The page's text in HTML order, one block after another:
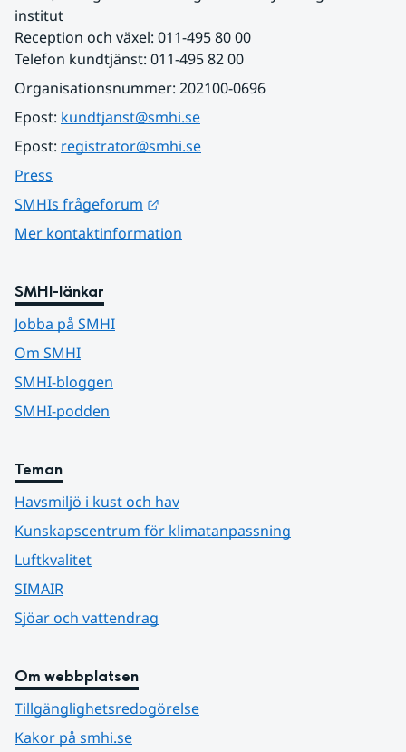
institut
Reception och växel: 011-495 80 00
Telefon kundtjänst: 011-495 82 00
Organisationsnummer: 202100-0696
Epost: kundtjanst@smhi.se
Epost: registrator@smhi.se
Press
SMHIs frågeforum
Mer kontaktinformation
SMHI-länkar
Jobba på SMHI
Om SMHI
SMHI-bloggen
SMHI-podden
Teman
Havsmiljö i kust och hav
Kunskapscentrum för klimatanpassning
Luftkvalitet
SIMAIR
Sjöar och vattendrag
Om webbplatsen
Tillgänglighetsredogörelse
Kakor på smhi.se